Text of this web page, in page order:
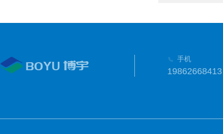
手机
19862668413